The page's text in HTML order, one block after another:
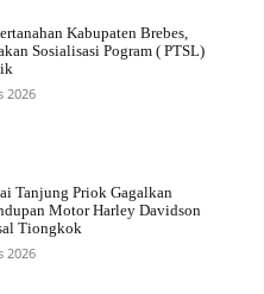
Kabupaten Brebes,
Sosialisasi Pogram ( PTSL)
2026
Tanjung Priok Gagalkan
Motor Harley Davidson
Tiongkok
2026